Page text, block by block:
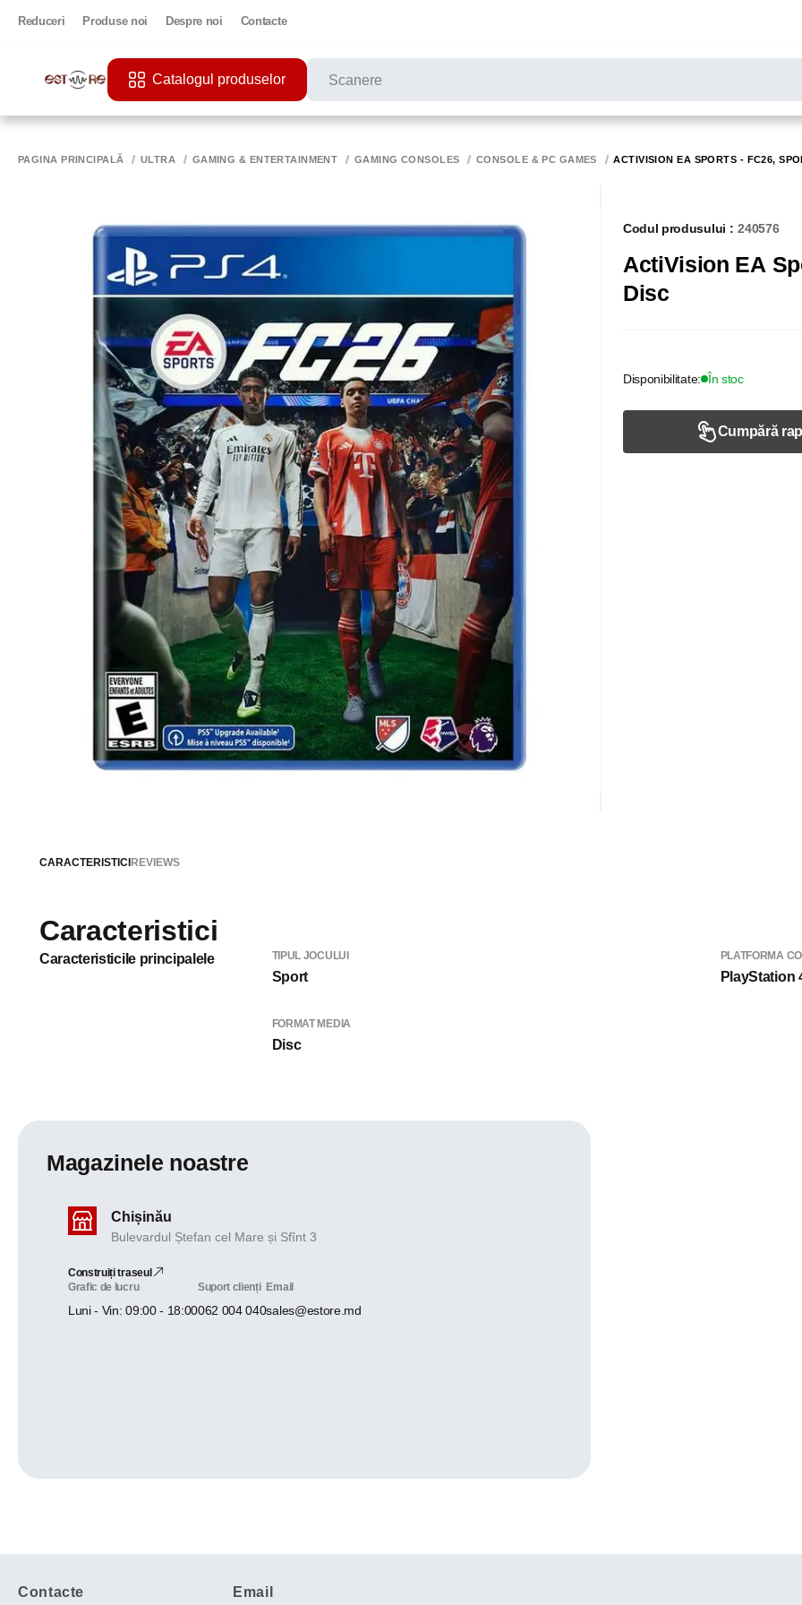
Reduceri Produse noi Despre noi Contacte
Catalogul produselor
PAGINA PRINCIPALĂ ULTRA GAMING & ENTERTAINMENT GAMING CONSOLES CONSOLE & PC GAMES ACTIVISION EA SPORTS - FC26,
Codul produsului : 240576
ActiVision EA
Disc
Disponibilitate: În stoc
Cumpără
CARACTERISTICI REVIEWS
Caracteristici
Caracteristicile principalele TIPUL JOCULUI
Sport
PLATFORMA
PlayStation
FORMAT MEDIA
Disc
Magazinele noastre
Chișinău
Bulevardul Ștefan cel Mare și Sfînt 3
Construiți traseul
Grafic de lucru
Luni - Vin: 09:00 - 18:00
Suport clienți
062 004 040
Email
sales@estore.md
Contacte Email